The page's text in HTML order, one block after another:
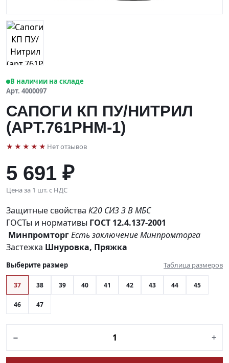
В наличии на складе
Арт. 4000097
САПОГИ КП ПУ/НИТРИЛ
(АРТ.761РНМ-1)
★★★★★ Нет отзывов
5 691 ₽
Цена за 1 шт. с НДС
Защитные свойства К20 СИЗЗВМБС
ГОСТы и нормативы ГОСТ 12.4.137-2001
МинпромторгЕсть заключение Минпромторга
Застежка Шнуровка, Пряжка
Выберите размер Таблица размеров
37 38 39 40 41 42 43 44 45
46 47
− +